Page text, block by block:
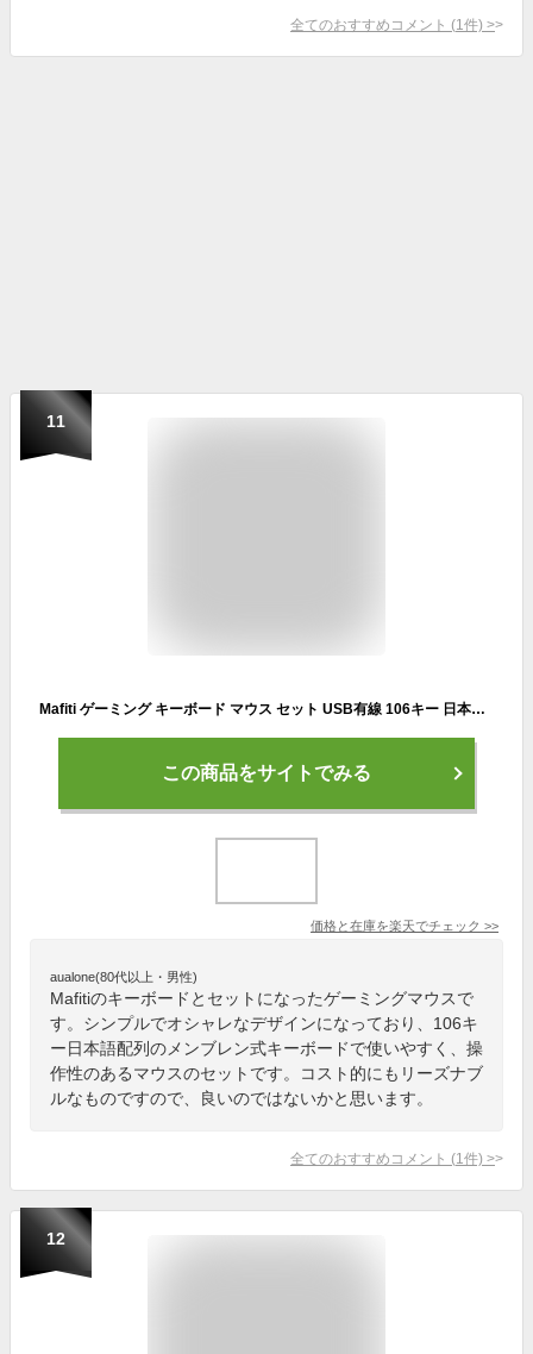
全てのおすすめコメント (1 件) >
11
Mafiti ゲーミング キーボード マウス セット USB有線 106キー 日本語配列 19キー防衝突 4段階 ゲーミングマウス 防水 RGB
この商品をサイトでみる
価格と在庫を楽天でチェック >>
aualone(80代以上・男性)
Mafitiのキーボードとセットになったゲーミングマウスで
す。シンプルでオシャレなデザインになっており、106キ
ー日本語配列のメンブレン式キーボードで使いやすく、操
作性のあるマウスのセットです。コスト的にもリーズナブ
ルなものですので、良いのではないかと思います。
全てのおすすめコメント (1 件) >
12